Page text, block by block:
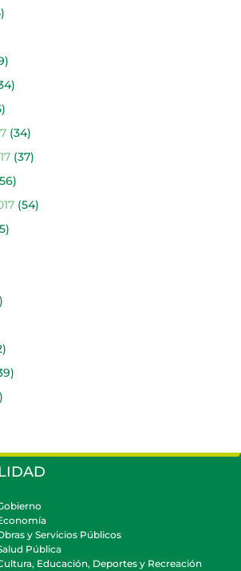
(34)
(37)
(54)
y Servicios Públicos
Pública
Educación, Deportes y Recreación